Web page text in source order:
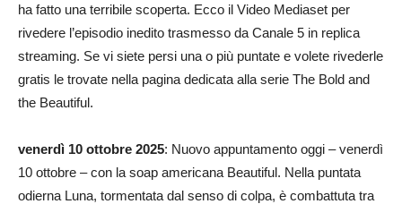
ha fatto una terribile scoperta. Ecco il Video Mediaset per
rivedere l’episodio inedito trasmesso da Canale 5 in replica
streaming. Se vi siete persi una o più puntate e volete rivederle
gratis le trovate nella pagina dedicata alla serie The Bold and
the Beautiful.
venerdì 10 ottobre 2025: Nuovo appuntamento oggi – venerdì
10 ottobre – con la soap americana Beautiful. Nella puntata
odierna Luna, tormentata dal senso di colpa, è combattuta tra